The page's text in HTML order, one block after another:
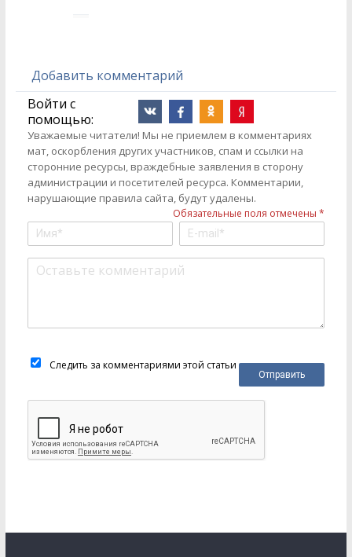
Добавить комментарий
Войти с
помощью:
Уважаемые читатели! Мы не приемлем в комментариях
мат, оскорбления других участников, спам и ссылки на
сторонние ресурсы, враждебные заявления в сторону
администрации и посетителей ресурса. Комментарии,
нарушающие правила сайта, будут удалены.
Обязательные поля отмечены *
Следить за комментариями этой статьи